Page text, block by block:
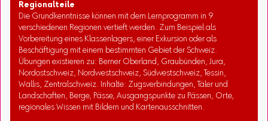
Regionalteile
Die Grundkenntnisse können mit dem Lernprogramm in 9
verschiedenen Regionen vertieft werden. Zum Beispiel als
Vorbereitung eines Klassenlagers, einer Exkursion oder als
Beschäftigung mit einem bestimmten Gebiet der Schweiz.
Übungen existieren zu: Berner Oberland, Graubünden, Jura,
Nordostschweiz, Nordwestschweiz, Südwestschweiz, Tessin,
Wallis, Zentralschweiz. Inhalte: Zugsverbindungen, Täler und
Landschaften, Berge, Pässe, Ausgangspunkte zu Pässen, Orte,
regionales Wissen mit Bildern und Kartenausschnitten.